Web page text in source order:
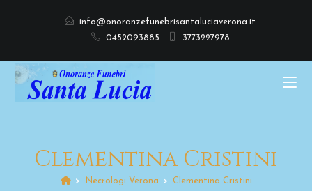
info@onoranzefunebrisantaluciaverona.it
0452093885
3773227978
Clementina Cristini
> Necrologi Verona > Clementina Cristini